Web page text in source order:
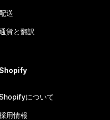
送
貨と翻訳
Shopify
Shopifyについて
用情報